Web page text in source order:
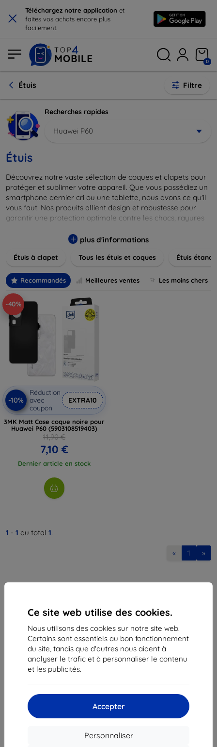
× Téléchargez notre application et
faites vos achats encore plus
facilement.
Ce site web utilise des cookies.
Nous utilisons des cookies sur notre site web.
Certains sont essentiels au bon fonctionnement
du site, tandis que d'autres nous aident à
analyser le trafic et à personnaliser le contenu
et les publicités.
Accepter
Personnaliser
0
Étuis Filtre
Recherches rapides
Huawei P60
Étuis
Découvrez notre vaste sélection de coques et clapets pour
protéger et sublimer votre appareil. Que vous possédiez un
smartphone dernier cri ou une tablette, nous avons ce qu'il
vous faut. Nos produits allient design et robustesse pour
garantir une protection optimale contre les chocs, rayures
allant des modèles élégants et minimalistes aux designs
matériaux de haute qualité, y compris le cuir, le silicone, et
parfait pour exprimer votre style tout en assurant la
durabilité de votre appareil.
plus d'informations
Étuis à clapet Tous les étuis et coques Étuis
Recommandés Meilleures ventes Les moins chers
-40%
-10%
Réduction
avec
coupon
EXTRA10
3MK Matt Case coque noire pour
Huawei P60 (5903108519403)
11,90 €
7,10 €
Dernier article en stock
1 - 1 du total 1.
« 1 »
Shield-Sk s.r.o.
Ulica Rudolfa Mocka 3750/2A
841 04 Bratislava
Numéro d’identification d’entreprise :
Contacts